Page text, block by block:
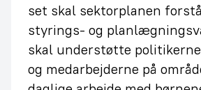
set skal sektorplanen
styrings- og
skal understøtte
og medarbejderne på